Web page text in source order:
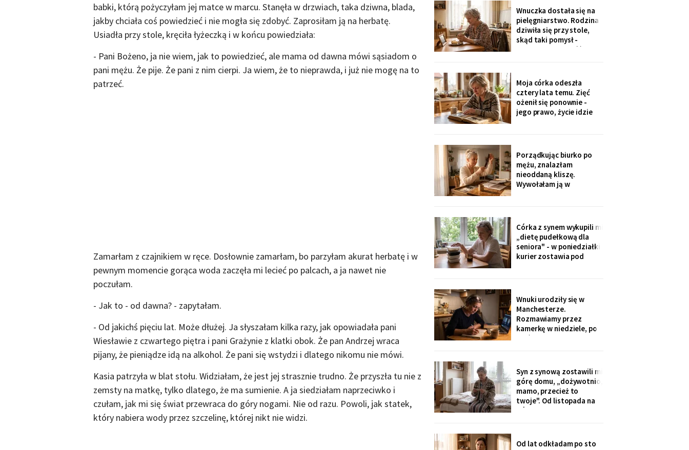
babki, którą pożyczyłam jej matce w marcu. Stanęła w drzwiach, taka dziwna, blada,
jakby chciała coś powiedzieć i nie mogła się zdobyć. Zaprosiłam ją na herbatę.
Usiadła przy stole, kręciła łyżeczką i w końcu powiedziała:
- Pani Bożeno, ja nie wiem, jak to powiedzieć, ale mama od dawna mówi sąsiadom o
pani mężu. Że pije. Że pani z nim cierpi. Ja wiem, że to nieprawda, i już nie mogę na to
patrzeć.
Zamarłam z czajnikiem w ręce. Dosłownie zamarłam, bo parzyłam akurat herbatę i w
pewnym momencie gorąca woda zaczęła mi lecieć po palcach, a ja nawet nie
poczułam.
- Jak to - od dawna? - zapytałam.
- Od jakichś pięciu lat. Może dłużej. Ja słyszałam kilka razy, jak opowiadała pani
Wiesławie z czwartego piętra i pani Grażynie z klatki obok. Że pan Andrzej wraca
pijany, że pieniądze idą na alkohol. Że pani się wstydzi i dlatego nikomu nie mówi.
Kasia patrzyła w blat stołu. Widziałam, że jest jej strasznie trudno. Że przyszła tu nie z
zemsty na matkę, tylko dlatego, że ma sumienie. A ja siedziałam naprzeciwko i
czułam, jak mi się świat przewraca do góry nogami. Nie od razu. Powoli, jak statek,
który nabiera wody przez szczelinę, której nikt nie widzi.
jedenaście podpisów.
Rozpoznałam charakter
pisma córki - ma tu
kawalerkę pod wynajem.
„Mamo, bez przesady
Wnuczka dostała się na
pielęgniarstwo. Rodzina
dziwiła się przy stole,
skąd taki pomysł -
przecież mogła „iść na
podnosząc głowy znad
talerza: „bo widziałam,
jak babcia trzy lata
zajmowała się dziadkiem.
Też chcę tak
Moja córka odeszła
cztery lata temu. Zięć
ożenił się ponownie -
jego prawo, życie idzie
ścian, „bo ciocia nie lubi
na nie patrzeć". Dałam jej
mały album - schowała go
do tornistra jak
Porządkując biurko po
mężu, znalazłam
nieoddaną kliszę.
Wywołałam ją w
roześmiana kobieta przy
ognisku. Na ostatniej
klatce on - młody, z
wąsami, obejmuje ją
ramieniem.
Córka z synem wykupili mi
„dietę pudełkową dla
seniora" - w poniedziałki
kurier zostawia pod
jesteśmy spokojni,
mamo". Od marca nikt nie
przyjechał. Na każdym
pudełku naklejka: moje
imię
Wnuki urodziły się w
Manchesterze.
Rozmawiamy przez
kamerkę w niedziele, po
pięć minut, bo „im się
angielsku, a syn
przetłumaczył ze
śmiechem: „pyta, kim jest
ta pani". Kupiłam zeszyt i
uczę się angielskiego
Syn z synową zostawili mi
górę domu, „dożywotnio,
mamo, przecież to
twoje". Od listopada na
górze grzeje tylko jeden
Rano w moim pokoju jest
Od lat odkładam po sto